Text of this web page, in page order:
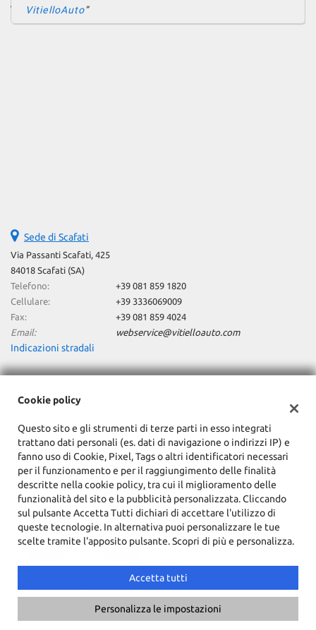
VitielloAuto
Sede di Scafati
Via Passanti Scafati, 425
84018 Scafati (SA)
Telefono:
+39 081 859 1820
Cellulare:
+39 3336069009
Fax:
+39 081 859 4024
Email:
webservice@vitielloauto.com
Indicazioni stradali
Dati fiscali:
Via Passanti, 425, 82018 Scafati (SA)
C.F/P.IVA:06080330654
Registro delle imprese: SA
Copyright © 2026 GestionaleAuto.com S.r.l., Tutti i diritti riservati -
Leggi l'informativa sulla privacy-Cookie Policy
GestionaleAuto.com
Cookie policy
Questo sito e gli strumenti di terze parti in esso integrati
trattano dati personali (es. dati di navigazione o indirizzi IP) e
fanno uso di Cookie, Pixel, Tags o altri identificatori necessari
per il funzionamento e per il raggiungimento delle finalità
descritte nella cookie policy, tra cui il miglioramento delle
funzionalità del sito e la pubblicità personalizzata. Cliccando
sul pulsante Accetta Tutti dichiari di accettare l'utilizzo di
queste tecnologie. In alternativa puoi personalizzare le tue
scelte tramite l'apposito pulsante. Scopri di più e personalizza.
Accetta tutti
Personalizza le impostazioni